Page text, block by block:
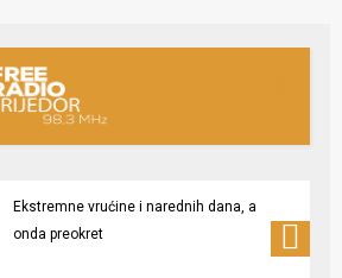
Ekstremne vrućine i narednih dana, a
onda preokret